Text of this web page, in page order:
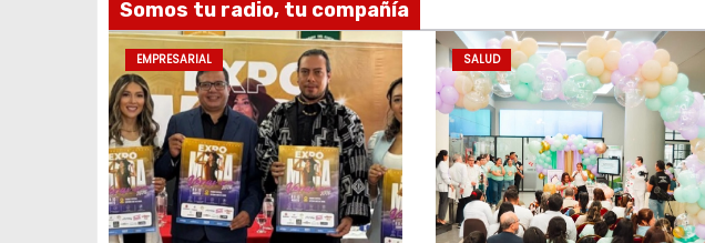
Somos tu radio, tu compañía
EMPRESARIAL SALUD